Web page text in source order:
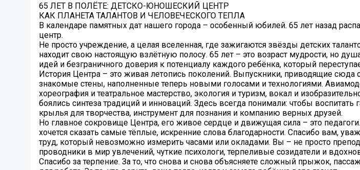
65 ЛЕТ В ПОЛЁТЕ: ДЕТСКО-ЮНОШЕСКИЙ ЦЕНТР
КАК ПЛАНЕТА ТАЛАНТОВ И ЧЕЛОВЕЧЕСКОГО ТЕПЛА
В календаре памятных дат нашего города – особенный юбилей. 65 лет назад
центр.
Не просто учреждение, а целая вселенная, где зажигаются звёзды детских
находит свою настоящую взлётную полосу. 65 лет – это возраст мудрости, но
идей и безграничного доверия к потенциалу каждого ребёнка, который
История Центра – это живая летопись поколений. Выпускники, приводящие сюда
знакомые стены, наполненные теперь новыми голосами и технологиями.
хореография и театральное мастерство, экология и туризм, вокал и
боялись синтеза традиций и инноваций. Здесь всегда понимали: чтобы
крылья для творчества, инструмент для познания и компанию верных друзей.
Но главное сокровище Центра, его живое сердце и движущая сила – это
хочется сказать самые тёплые, искренние слова благодарности. Спасибо вам,
труд, который невозможно измерить часами или окладами. Вы – не просто
проводники в мир увлечений, чуткие психологи, терпеливые созидатели и
Спасибо за терпение. За то, что снова и снова объясняете сложный прыжок,